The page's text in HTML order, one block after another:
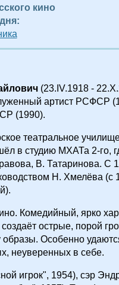
кино
(23.IV.1918 -
артист РСФСР
(1990).
театральное
в студию МХАТа 2-го,
В. Татаринова. С
Н. Хмелёва (с
Комедийный, ярко
острые, порой
Особенно
неуверенных в себе.
игрок", 1954), сэр